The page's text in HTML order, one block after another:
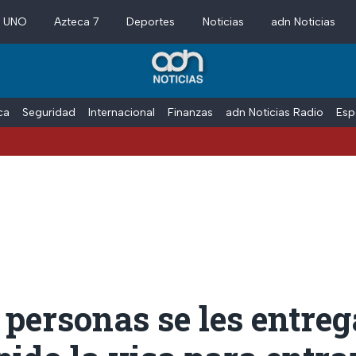
Azteca 7 Deportes Noticias adn Noticias
Seguridad Internacional Finanzas adn Noticias Radio
se les